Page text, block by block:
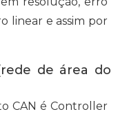
linear e assim por
de área do
CAN é Controller